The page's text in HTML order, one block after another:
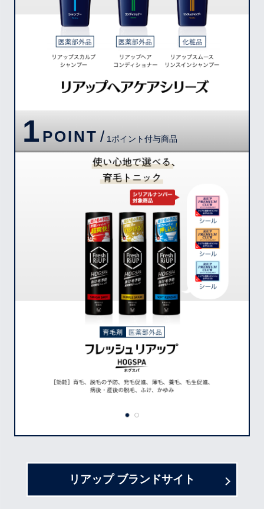
1 POINT / 1ポイント付与商品
リアップ ブランドサイト